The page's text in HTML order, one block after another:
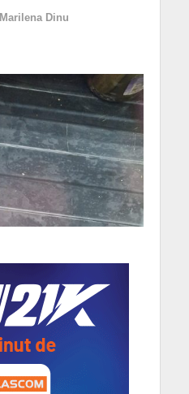
Marilena Dinu